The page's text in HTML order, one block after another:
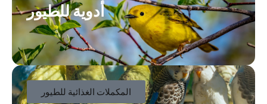
أدوية للطيور
المكملات الغذائية للطيور